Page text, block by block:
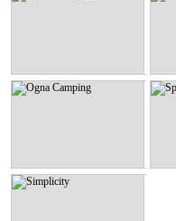
Ogna Camping
Simplicity